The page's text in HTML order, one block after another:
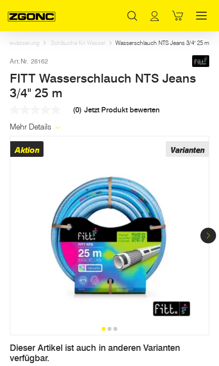
Schläuche für Wasser Wasserschlauch NTS Jeans 3/4" 25 m
Art.Nr. 28162
FITT Wasserschlauch NTS Jeans
3/4" 25 m
Link
Seite.
(0) Jetzt Produkt bewerten
Mehr Details
Varianten
Aktion
Dieser Artikel ist auch in anderen Varianten
verfügbar.